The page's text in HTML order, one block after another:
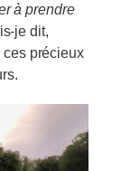
à prendre
je dit,
ces précieux